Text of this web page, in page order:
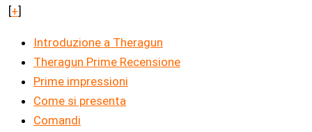
[+]
Introduzione a Theragun
Theragun Prime Recensione
Prime impressioni
Come si presenta
Comandi